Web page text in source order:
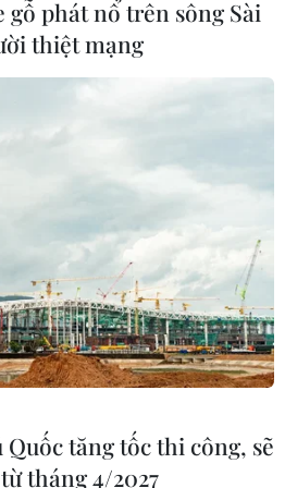
yếu thành
Thắng thăm,
kiếm hài cốt
Thị Riêng
vụ,
chức của Bộ Y
phát nổ trên sông Sài
thiệt mạng
Quốc tăng tốc thi công, sẽ
tháng 4/2027